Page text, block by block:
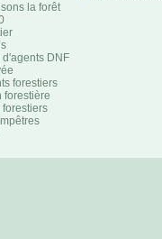
la forêt
d'agents DNF
forestiers
forestière
forestiers